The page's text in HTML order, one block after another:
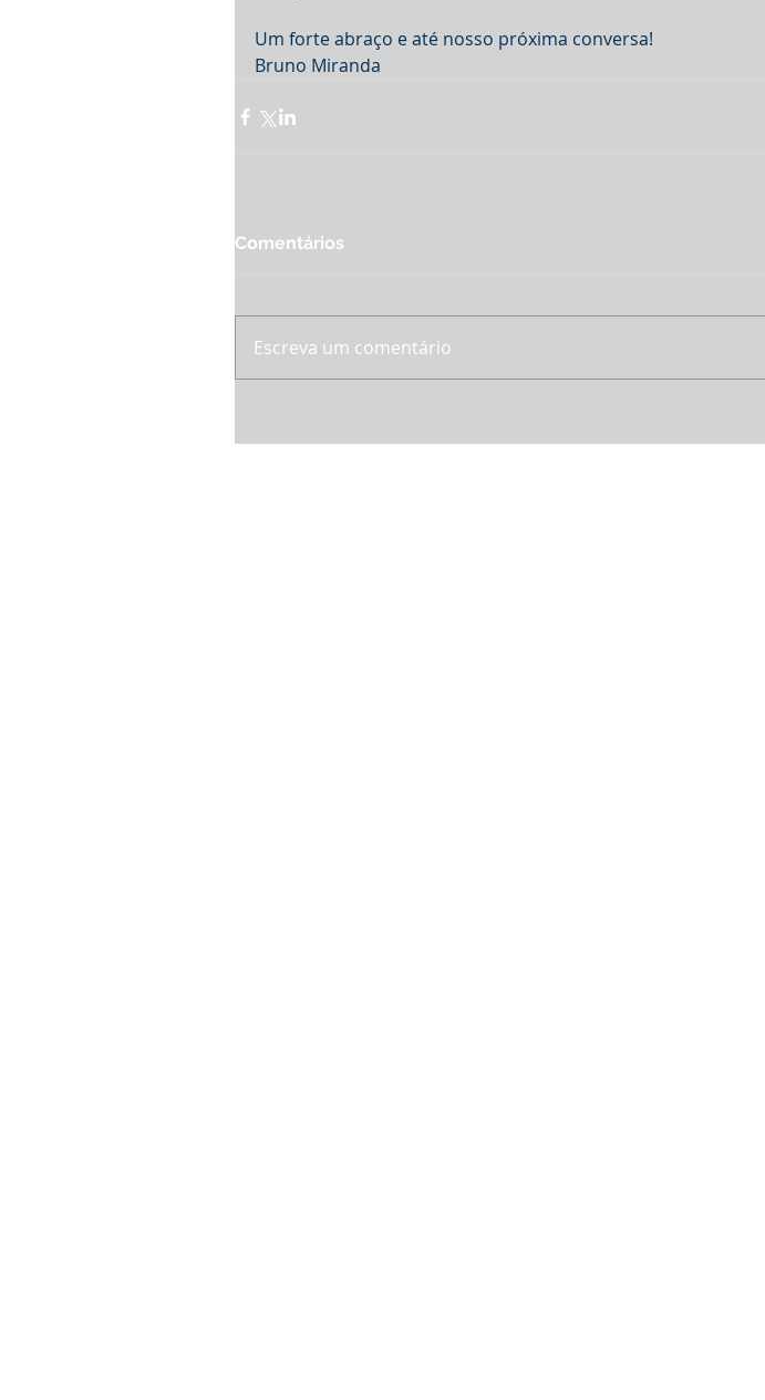
Um forte abraço e até nosso próxima conversa!
Bruno Miranda
Comentários
Escreva um comentário